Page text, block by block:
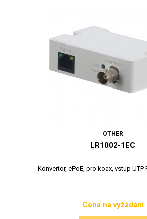
OTHER
LR1002-1EC
Konvertor, ePoE, pro koax, vstup UTP
Cena
Cena na vyžádání